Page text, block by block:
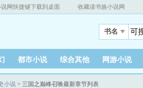
网快捷键下载到桌面 收藏读书族小说网
书名
都市小说 综合其他 网游小说
小说 > 三国之巅峰召唤最新章节列表